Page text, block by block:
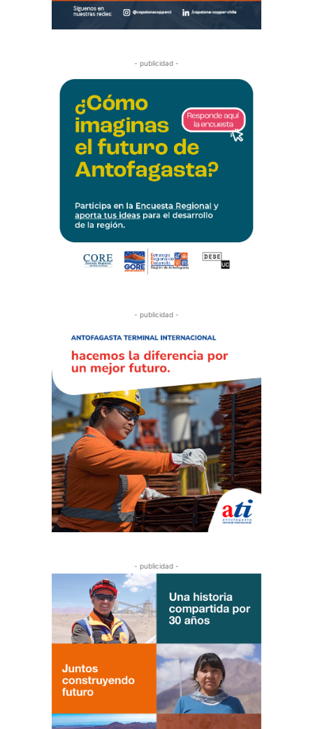
- publicidad -
- publicidad -
- publicidad -